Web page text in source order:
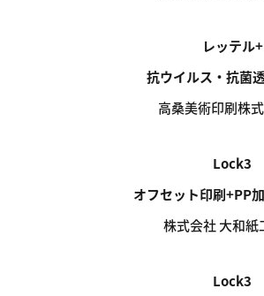
レッテル+
抗ウイルス・抗菌
高桑美術印刷株
Lock3
オフセット印刷+PP
株式会社 大和紙
Lock3